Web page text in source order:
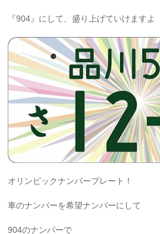
『904』にして、盛り上げていけますよ
オリンピックナンバープレート！
車のナンバーを希望ナンバーにして
904のナンバーで